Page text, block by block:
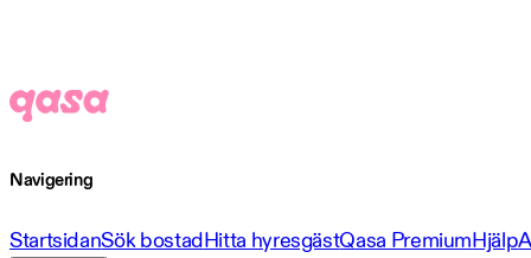
Navigering
StartsidanSök bostadHitta hyresgästQasa PremiumHjälp